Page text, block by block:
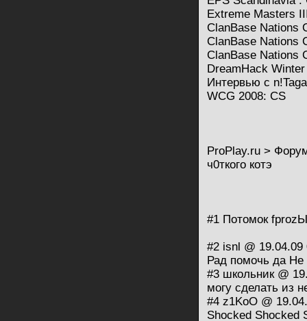
Extreme Masters
ClanBase Nations
ClanBase Nations
ClanBase Nations
DreamHack
Интервью с
WCG 2008: CS
ProPlay.ru >
ч0ткого котэ
#1 Потомок
#2 isnl @ 19.04.09
Рад помочь да
#3 школьник @
могу сделать из
#4 z1KoO @
Shocked Shocked